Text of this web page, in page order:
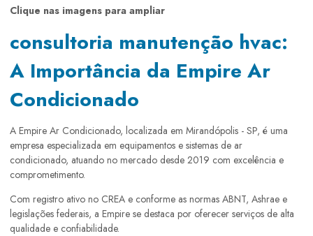
Clique nas imagens para ampliar
consultoria manutenção hvac:
A Importância da Empire Ar
Condicionado
A Empire Ar Condicionado, localizada em Mirandópolis - SP, é uma
empresa especializada em equipamentos e sistemas de ar
condicionado, atuando no mercado desde 2019 com excelência e
comprometimento.
Com registro ativo no CREA e conforme as normas ABNT, Ashrae e
legislações federais, a Empire se destaca por oferecer serviços de alta
qualidade e confiabilidade.